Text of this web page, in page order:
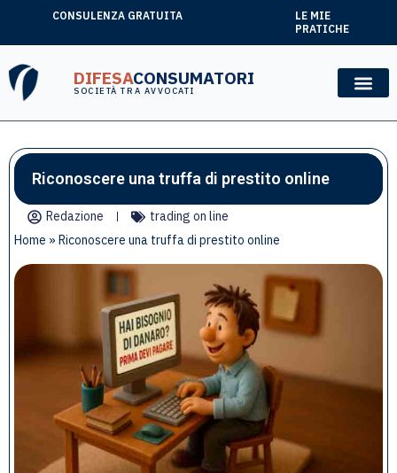
CONSULENZA GRATUITA
LE MIE
PRATICHE
DIFESACONSUMATORI
SOCIETÀ TRA AVVOCATI
Riconoscere una truffa di prestito online
Redazione
trading on line
Home » Riconoscere una truffa di prestito online